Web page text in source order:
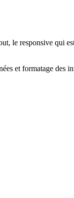
le responsive qui
et formatage des